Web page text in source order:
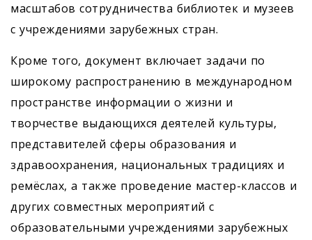
масштабов сотрудничества библиотек и музеев
с учреждениями зарубежных стран.
Кроме того, документ включает задачи по
широкому распространению в международном
пространстве информации о жизни и
творчестве выдающихся деятелей культуры,
представителей сферы образования и
здравоохранения, национальных традициях и
ремёслах, а также проведение мастер-классов и
других совместных мероприятий с
образовательными учреждениями зарубежных